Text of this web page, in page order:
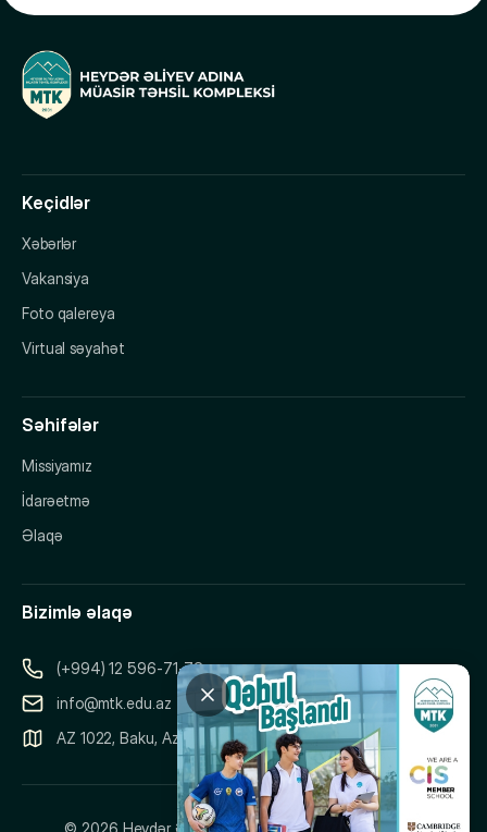
Keçidlər
Xəbərlər
Vakansiya
Foto qalereya
Virtual səyahət
Səhifələr
Missiyamız
İdarəetmə
Əlaqə
Bizimlə əlaqə
(+994) 12 596-71-73
info@mtk.edu.az
AZ 1022, Baku, Azerbaijan, 151 Samad Vurgun Street
© 2026 Heydər Əliyev Adına Müasir Təhsil Kompleksi.